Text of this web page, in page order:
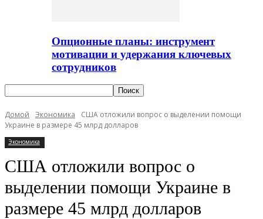
Опционные планы: инструмент
мотивации и удержания ключевых
сотрудников
Домой Экономика
США отложили вопрос о выделении помощи
Украине в размере 45 млрд долларов
Экономика
США отложили вопрос о
выделении помощи Украине в
размере 45 млрд долларов